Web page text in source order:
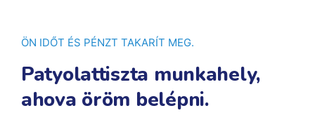
ÖN IDŐT ÉS PÉNZT TAKARÍT MEG.
Patyolattiszta munkahely,
ahova öröm belépni.